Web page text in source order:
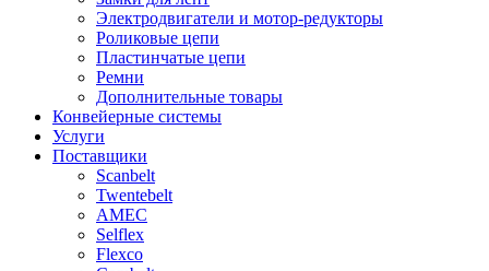
Электродвигатели и мотор-редукторы
Роликовые цепи
Пластинчатые цепи
Ремни
Дополнительные товары
Конвейерные системы
Услуги
Поставщики
Scanbelt
Twentebelt
АMEC
Selflex
Flexco